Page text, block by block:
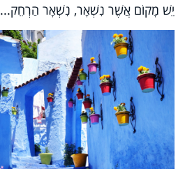
יֵשׁ מָקוֹם אֲשֶׁר נִשְׁאָר, נִשְׁאָר הַרְחֵק...